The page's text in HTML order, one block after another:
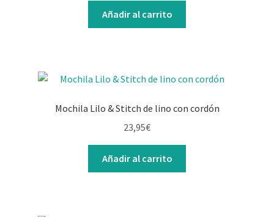
Añadir al carrito
Mochila Lilo & Stitch de lino con cordón
23,95€
Añadir al carrito